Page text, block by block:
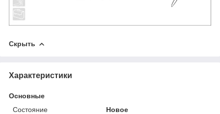
Скрыть
Характеристики
Основные
Состояние
Новое